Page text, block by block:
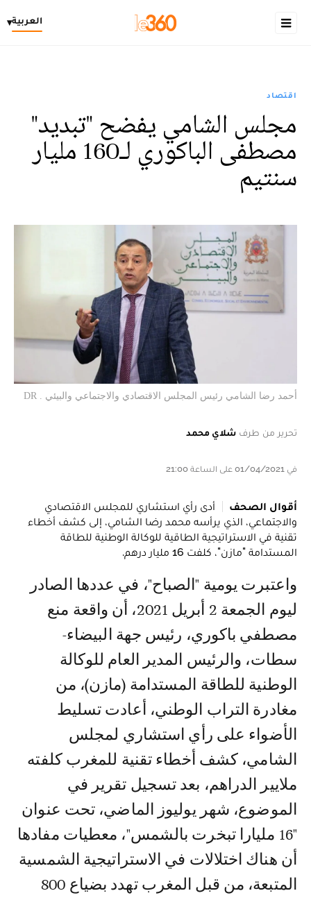
العربية▾
اقتصاد
مجلس الشامي يفضح "تبديد"
مصطفى الباكوري لـ160 مليار
سنتيم
أحمد رضا الشامي رئيس المجلس الاقتصادي والاجتماعي والبيئي . DR
تحرير من طرف شلاي محمد
في 01/04/2021 على الساعة 21:00
أقوال الصحف
أدى رأي استشاري للمجلس الاقتصادي
والاجتماعي، الذي يرأسه محمد رضا الشامي، إلى كشف أخطاء
تقنية في الاستراتيجية الطاقية للوكالة الوطنية للطاقة
المستدامة "مازن"، كلفت 16 مليار درهم.
واعتبرت يومية "الصباح"، في عددها الصادر
ليوم الجمعة 2 أبريل 2021، أن واقعة منع
مصطفي باكوري، رئيس جهة البيضاء-
سطات، والرئيس المدير العام للوكالة
الوطنية للطاقة المستدامة (مازن)، من
مغادرة التراب الوطني، أعادت تسلیط
الأضواء على رأي استشاري لمجلس
الشامي، كشف أخطاء تقنية للمغرب كلفته
ملايير الدراهم، بعد تسجيل تقرير في
الموضوع، شهر يوليوز الماضي، تحت عنوان
"16 مليارا تبخرت بالشمس"، معطيات مفادها
أن هناك اختلالات في الاستراتيجية الشمسية
المتبعة، من قبل المغرب تهدد بضياع 800